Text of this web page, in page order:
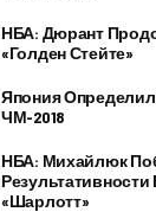
НБА: Дюрант
«Голден Стейте»
Япония
ЧМ-2018
НБА: Михайлюк
«Шарлотт»